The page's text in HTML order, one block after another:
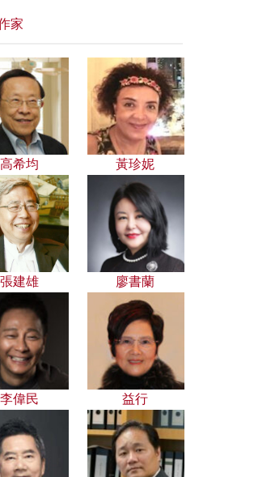
家
高希均 黃珍妮
張建雄 廖書蘭
李偉民 益行